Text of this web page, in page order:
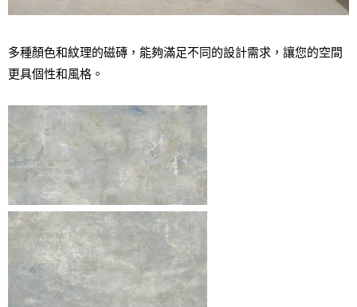
多種顏色和紋理的磁磚，能夠滿足不同的設計需求，讓您的空間
更具個性和風格。